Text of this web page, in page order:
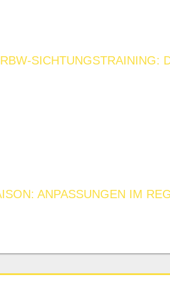
SICHTUNGSTRAINING:
ANPASSUNGEN IM